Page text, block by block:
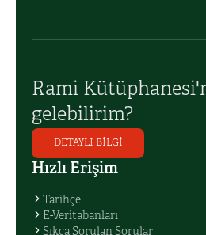
Rami
gelebilirim?
DETAYLI BİLGİ
Hızlı Erişim
Tarihçe
E-Veritabanları
Sıkça Sorulan Sorular